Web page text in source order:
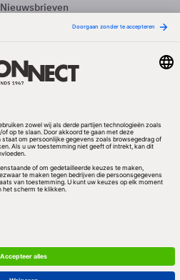
Nieuwsbrieven